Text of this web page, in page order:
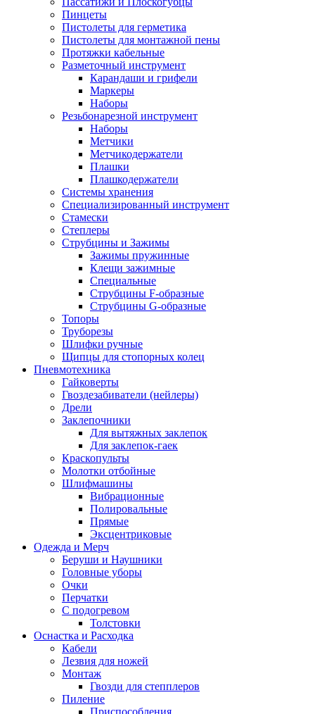
Пинцеты
Пистолеты для герметика
Пистолеты для монтажной пены
Протяжки кабельные
Разметочный инструмент
Карандаши и грифели
Маркеры
Наборы
Резьбонарезной инструмент
Наборы
Метчики
Метчикодержатели
Плашки
Плашкодержатели
Системы хранения
Специализированный инструмент
Стамески
Степлеры
Струбцины и Зажимы
Зажимы пружинные
Клещи зажимные
Специальные
Струбцины F-образные
Струбцины G-образные
Топоры
Труборезы
Шлифки ручные
Щипцы для стопорных колец
Пневмотехника
Гайковерты
Гвоздезабиватели (нейлеры)
Дрели
Заклепочники
Для вытяжных заклепок
Для заклепок-гаек
Краскопульты
Молотки отбойные
Шлифмашины
Вибрационные
Полировальные
Прямые
Эксцентриковые
Одежда и Мерч
Беруши и Наушники
Головные уборы
Очки
Перчатки
С подогревом
Толстовки
Оснастка и Расходка
Кабели
Лезвия для ножей
Монтаж
Гвозди для степплеров
Пиление
Приспособления